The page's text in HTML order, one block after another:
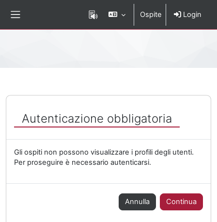
Ospite Login
Autenticazione obbligatoria
Gli ospiti non possono visualizzare i profili degli utenti.
Per proseguire è necessario autenticarsi.
Annulla Continua